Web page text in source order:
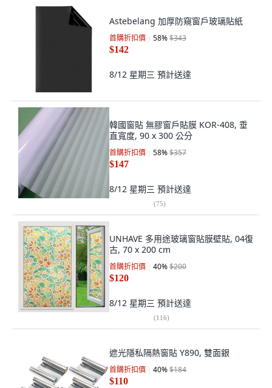
Astebelang 加厚防窺窗戶玻璃貼紙
首購折扣價 58%$343
$142
8/12 星期三 預計送達
韓國窗貼 無膠窗戶貼膜 KOR-408, 垂
直寬度, 90 x 300 公分
首購折扣價 58%$357
$147
8/12 星期三 預計送達
(75)
UNHAVE 多用途玻璃窗貼膜壁貼, 04復
古, 70 x 200 cm
首購折扣價 40%$200
$120
8/12 星期三 預計送達
(116)
遮光隱私隔熱窗貼 Y890, 雙面銀
首購折扣價 40%$184
$110